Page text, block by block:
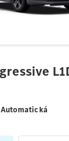
Automatická